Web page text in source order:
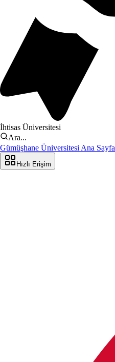
İhtisas Üniversitesi
Ara...
Gümüşhane Üniversitesi Ana Sayfa
Hızlı Erişim